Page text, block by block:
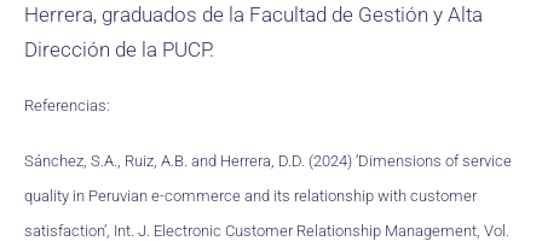
Herrera, graduados de la Facultad de Gestión y Alta
Dirección de la PUCP.
Referencias:
Sánchez, S.A., Ruiz, A.B. and Herrera, D.D. (2024) ‘Dimensions of service
quality in Peruvian e-commerce and its relationship with customer
satisfaction’, Int. J. Electronic Customer Relationship Management, Vol.